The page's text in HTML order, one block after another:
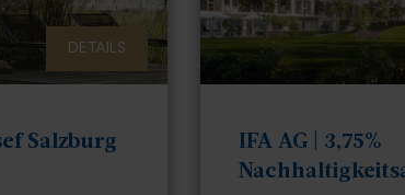
DETAILS
Salzburg
IFA AG | 3,75%